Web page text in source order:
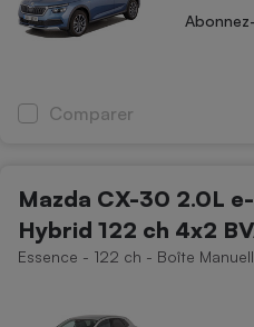
Comparer
Mazda CX-30 2.0L
Hybrid 122 ch 4x2
Essence - 122 ch - Boîte